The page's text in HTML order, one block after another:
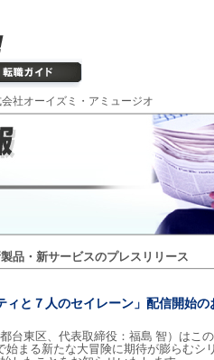
社オーイズミ・アミュージオ
品・新サービスのプレスリリース
と７人のセイレーン」配信開始の
台東区、代表取締役：福島 智）はこ
まる新たな大冒険に期待が膨らむシ